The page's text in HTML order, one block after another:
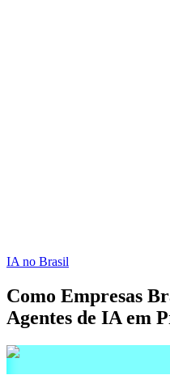
IA no Brasil
Como Empresas
Agentes de IA em